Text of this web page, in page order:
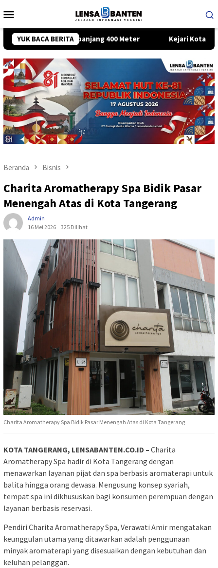
ke
Mobile
YUK BACA BERITA
Putih Sepanjang 400 Meter Kejari Kota Tangerang
Beranda Bisnis
Charita Aromatherapy Spa Bidik Pasar
Menengah Atas di Kota Tangerang
Admin
16 Mei 2026
325 Dilihat
Charita Aromatherapy Spa Bidik Pasar Menengah Atas di Kota Tangerang
KOTA TANGERANG, LENSABANTEN.CO.ID – Charita
Aromatherapy Spa hadir di Kota Tangerang dengan
menawarkan layanan pijat dan spa berbasis aromaterapi untuk
balita hingga orang dewasa. Mengusung konsep syariah,
tempat spa ini dikhususkan bagi konsumen perempuan dengan
layanan berbasis reservasi.
Pendiri Charita Aromatherapy Spa, Verawati Amir mengatakan
keunggulan utama yang ditawarkan adalah penggunaan
minyak aromaterapi yang disesuaikan dengan kebutuhan dan
keluhan pelanggan.